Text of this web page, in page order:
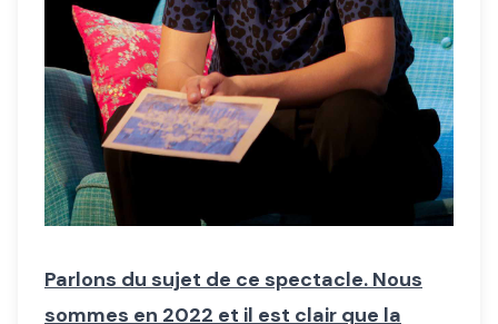
Parlons du sujet de ce spectacle. Nous
sommes en 2022 et il est clair que la